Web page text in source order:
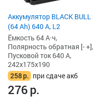
Аккумулятор BLACK BULL
(64 Ah) 640 А, L2
Ёмкость 64 А·ч,
Полярность обратная [- +],
Пусковой ток 640 А,
242x175x190
258р. при сдаче акб
276р.